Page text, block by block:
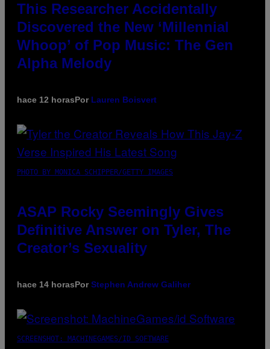
This Researcher Accidentally
Discovered the New ‘Millennial
Whoop’ of Pop Music: The Gen
Alpha Melody
hace 12 horasPor Lauren Boisvert
PHOTO BY MONICA SCHIPPER/GETTY IMAGES
ASAP Rocky Seemingly Gives
Definitive Answer on Tyler, The
Creator’s Sexuality
hace 14 horasPorStephen Andrew Galiher
SCREENSHOT: MACHINEGAMES/ID SOFTWARE